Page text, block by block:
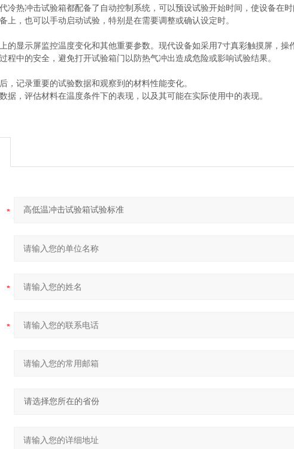
冷热冲击试验箱都配备了自动控制系统，可以预设试验开始时间，使设备在
上，也可以手动启动试验，特别是在需要调整或确认设定时。
的显示屏监控温度变化和其他重要参数。现代设备如采用7寸真彩触摸屏，
程中的安全，避免打开试验箱门以防热气冲出造成危险或影响试验结果。
，记录重要的试验数据和观察到的材料性能变化。
据，评估材料在温度条件下的表现，以及其可能在实际使用中的表现。